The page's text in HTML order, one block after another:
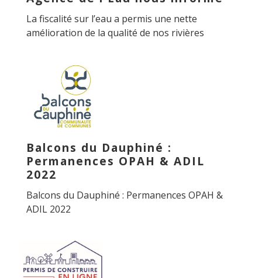
La fiscalité sur l’eau a permis une nette
amélioration de la qualité de nos rivières
Balcons du Dauphiné :
Permanences OPAH & ADIL
2022
Balcons du Dauphiné : Permanences OPAH &
ADIL 2022